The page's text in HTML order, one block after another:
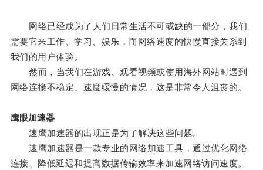
网络已经成为了人们日常生活不可或缺的一部分，我们
需要它来工作、学习、娱乐，而网络速度的快慢直接关系到
我们的用户体验。
然而，当我们在游戏、观看视频或使用海外网站时遇到
网络连接不稳定、速度缓慢的情况，这是非常令人沮丧的。
鹰眼加速器
速鹰加速器的出现正是为了解决这些问题。
速鹰加速器是一款专业的网络加速工具，通过优化网络
连接、降低延迟和提高数据传输效率来加速网络访问速度。